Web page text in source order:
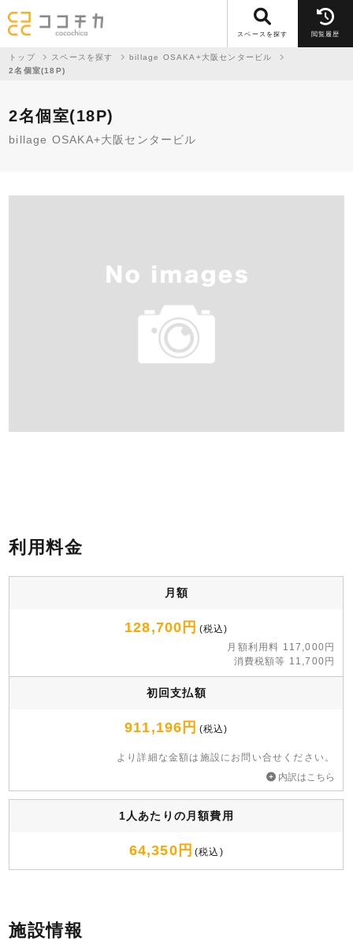
スペースを探す 閲覧履歴
トップ スペースを探す
billage OSAKA+大阪センタービル
2名個室(18P)
2名個室(18P)
billage OSAKA+大阪センタービル
利用料金
月額
128,700円 (税込)
月額利用料 117,000円
消費税額等 11,700円
初回支払額
911,196円 (税込)
より詳細な⾦額は施設にお問い合せください。
内訳はこちら
1人あたりの月額費用
64,350円 (税込)
施設情報